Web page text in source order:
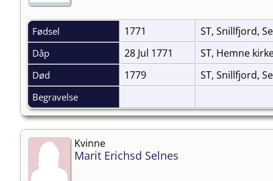
Fødsel 1771 ST, Snillfjord,
Dåp 28 Jul 1771 ST, Hemne
Død 1779 ST, Snillfjord,
Begravelse
Kvinne
Marit Erichsd Selnes